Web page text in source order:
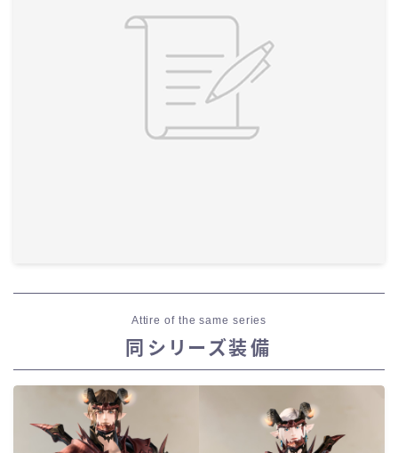
Attire of the same series
同シリーズ装備